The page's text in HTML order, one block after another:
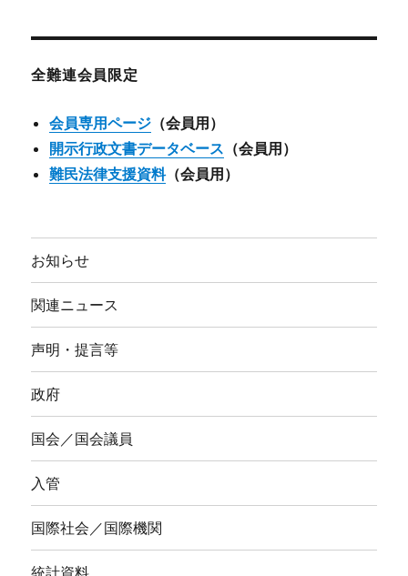
ブ
全難連会員限定
会員専用ページ （会員用）
開示行政文書データベース （会員用）
難民法律支援資料（会員用）
お知らせ
関連ニュース
声明・提言等
政府
国会／国会議員
入管
国際社会／国際機関
統計資料